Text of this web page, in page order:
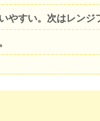
すい。次はレンジ